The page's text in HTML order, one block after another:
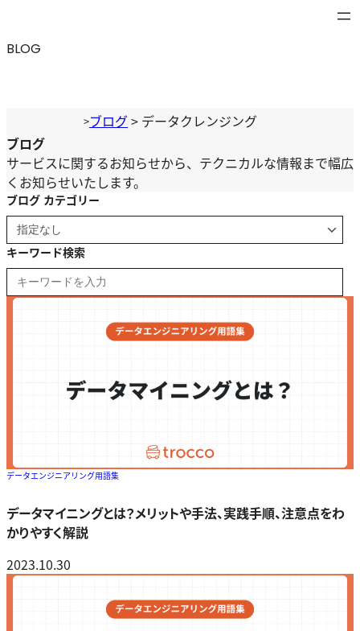
を
BLOG
>ブログ> データクレンジング
ブログ
サービスに関するお知らせから、テクニカルな情報まで幅広
くお知らせいたします。
ブログ カテゴリー
キーワード検索
データエンジニアリング用語集
データマイニングとは？メリットや手法、実践手順、注意点をわ
かりやすく解説
2023.10.30